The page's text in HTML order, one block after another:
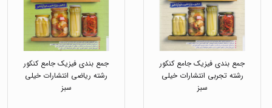
جمع بندی فیزیک جامع کنکور
رشته تجربی انتشارات خیلی
سبز
جمع بندی فیزیک جامع کنکور
رشته ریاضی انتشارات خیلی
سبز